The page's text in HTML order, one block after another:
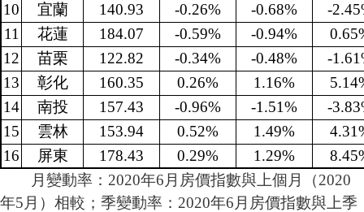
10
宜蘭 140.93 -0.26% -0.68%
-
11
花蓮 184.07 -0.59% -0.94%
12
苗栗 122.82 -0.34% -0.48%
-
13
彰化 160.35 0.26% 1.16%
14
南投 157.43 -0.96% -1.51%
-
15
雲林 153.94 0.52% 1.49%
16
屏東 178.43 0.29% 1.29%
月變動率：2020年6月房價指數與上個月（2020
年5月）相較；季變動率：2020年6月房價指數與上季